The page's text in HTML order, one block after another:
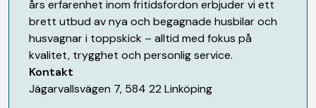
års erfarenhet inom fritidsfordon erbjuder vi ett
brett utbud av nya och begagnade husbilar och
husvagnar i toppskick – alltid med fokus på
kvalitet, trygghet och personlig service.
Kontakt
Jägarvallsvägen 7, 584 22 Linköping